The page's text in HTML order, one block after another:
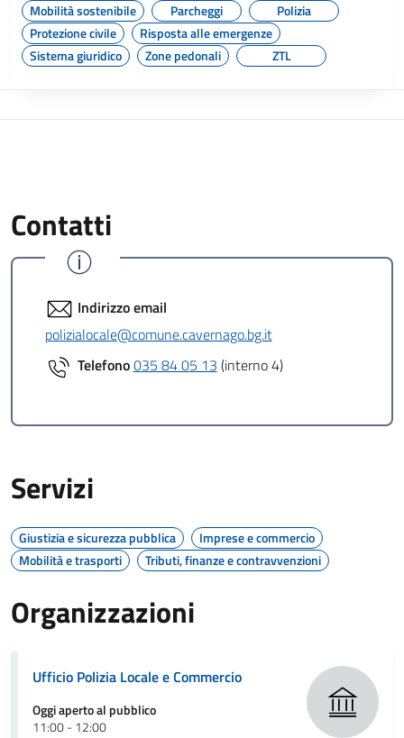
Mobilità sostenibile
Parcheggi
Polizia
Protezione civile
Risposta alle emergenze
Sistema giuridico
Zone pedonali ZTL
Contatti
Indirizzo email
polizialocale@comune.cavernago.bg.it
Telefono035 84 05 13 (interno 4)
Servizi
Giustizia e sicurezza pubblica
Imprese e commercio
Mobilità e trasporti
Tributi, finanze e contravvenzioni
Organizzazioni
Ufficio Polizia Locale e Commercio
Oggi aperto al pubblico
11:00 - 12:00